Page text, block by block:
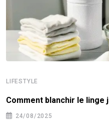
LIFESTYLE
Comment blanchir le linge
24/08/2025